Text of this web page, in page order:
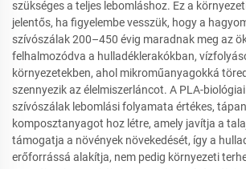
szükséges a teljes lebomláshoz. Ez a
jelentős, ha figyelembe vesszük, hogy a
szívószálak 200–450 évig maradnak meg az
felhalmozódva a hulladéklerakókban,
környezetekben, ahol mikroműanyagokká
szennyezik az élelmiszerláncot. A PLA-
szívószálak lebomlási folyamata értékes,
komposztanyagot hoz létre, amely javítja a
támogatja a növények növekedését, így a
erőforrássá alakítja, nem pedig környezeti